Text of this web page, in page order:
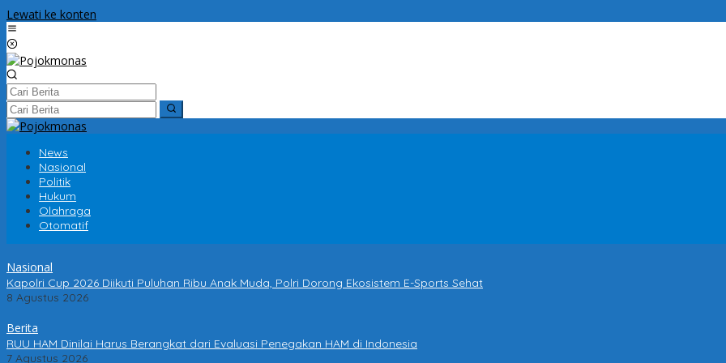
Lewati ke konten
News
Nasional
Politik
Hukum
Olahraga
Otomatif
Nasional
Kapolri Cup 2026 Diikuti Puluhan Ribu Anak Muda, Polri Dorong Ekosistem E-Sports Sehat
8 Agustus 2026
Berita
RUU HAM Dinilai Harus Berangkat dari Evaluasi Penegakan HAM di Indonesia
7 Agustus 2026